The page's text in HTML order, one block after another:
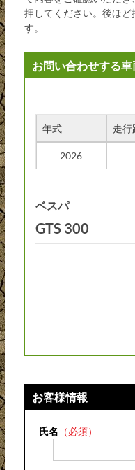
押してください。後ほど
す。
お客様情報
氏名 （必須）
お問い合わせする車
年式 走行
2026
ベスパ
GTS 300